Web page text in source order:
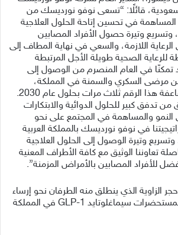
قائلًا: “تسعى نوفو نورديسك من
في تحسين إتاحة الحلول العلاجية
وتسريع وتيرة حصول الأفراد المصابين
اللازمة، والسعي في نهاية المطاف إلى
للرعاية الصحية طويلة الأجل المرتبطة
تمكنّا في العام المنصرم من الوصول إلى
مرضى السكري والسمنة في المملكة،
وتهدف رؤيتنا إلى مضاعفة هذا الرقم ثلاث مرات بحلول عام 2030.
تدفق كبير للحلول الدوائية والابتكارات
النمو والمساهمة في المجتمع على نحو
في نوفو نورديسك بالمملكة العربية
وتسريع وتيرة الوصول إلى الحلول العلاجية
تعاوننا الوثيق مع كافة الأطراف المعنية
للأفراد المصابين بالأمراض المزمنة”.
الزاوية الذي ينطلق منه الطرفان نحو إرساء
قدرات إنتاجية محلية لمستحضرات سيماغلوتايد GLP-1 في المملكة